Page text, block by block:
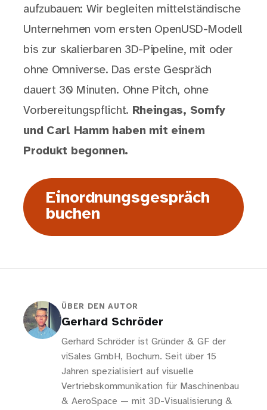
aufzubauen: Wir begleiten mittelständische
Unternehmen vom ersten OpenUSD-Modell
bis zur skalierbaren 3D-Pipeline, mit oder
ohne Omniverse. Das erste Gespräch
dauert 30 Minuten. Ohne Pitch, ohne
Vorbereitungspflicht. Rheingas, Somfy
und Carl Hamm haben mit einem
Produkt begonnen.
Einordnungsgespräch
buchen
ÜBER DEN AUTOR
Gerhard Schröder
Gerhard Schröder ist Gründer & GF der
viSales GmbH, Bochum. Seit über 15
Jahren spezialisiert auf visuelle
Vertriebskommunikation für Maschinenbau
& AeroSpace — mit 3D-Visualisierung &